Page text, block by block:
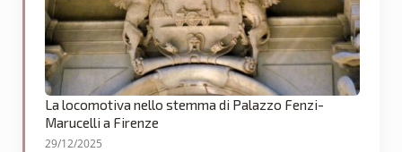
La locomotiva nello stemma di Palazzo Fenzi-
Marucelli a Firenze
29/12/2025